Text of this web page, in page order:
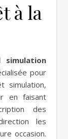
à la
pour
simulation,
en faisant
des
les
occasion.